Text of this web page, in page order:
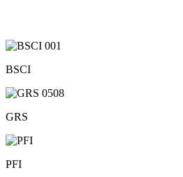
BSCI
GRS
PFI